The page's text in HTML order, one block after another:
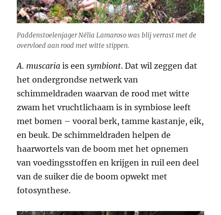
Paddenstoelenjager Nélia Lamaroso was blij verrast met de
overvloed aan rood met witte stippen.
A. muscaria is eensymbiont. Dat wil zeggen dat
het ondergrondse netwerk van
schimmeldraden waarvan de rood met witte
zwam het vruchtlichaam is in symbiose leeft
met bomen – vooral berk, tamme kastanje, eik,
en beuk. De schimmeldraden helpen de
haarwortels van de boom met het opnemen
van voedingsstoffen en krijgen in ruil een deel
van de suiker die de boom opwekt met
fotosynthese.